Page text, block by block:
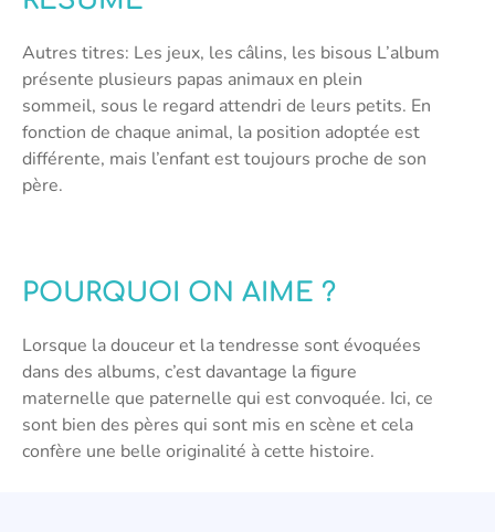
Autres titres: Les jeux, les câlins, les bisous L’album
présente plusieurs papas animaux en plein
sommeil, sous le regard attendri de leurs petits. En
fonction de chaque animal, la position adoptée est
différente, mais l’enfant est toujours proche de son
père.
POURQUOI ON AIME ?
Lorsque la douceur et la tendresse sont évoquées
dans des albums, c’est davantage la figure
maternelle que paternelle qui est convoquée. Ici, ce
sont bien des pères qui sont mis en scène et cela
confère une belle originalité à cette histoire.